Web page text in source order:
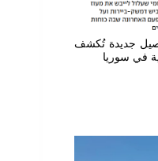
جديدة تُكشف
في سوريا